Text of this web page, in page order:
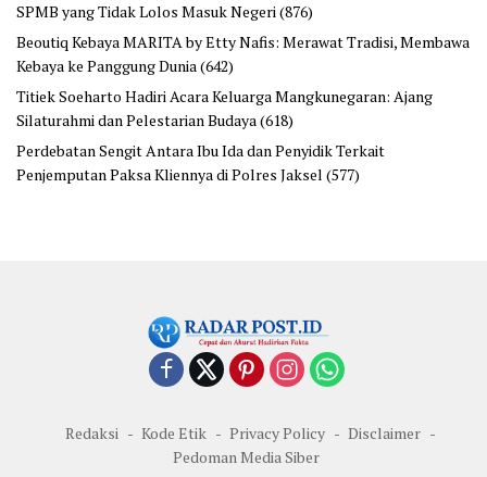
SPMB yang Tidak Lolos Masuk Negeri(876)
Beoutiq Kebaya MARITA by Etty Nafis: Merawat Tradisi, Membawa
Kebaya ke Panggung Dunia(642)
Titiek Soeharto Hadiri Acara Keluarga Mangkunegaran: Ajang
Silaturahmi dan Pelestarian Budaya(618)
Perdebatan Sengit Antara Ibu Ida dan Penyidik Terkait
Penjemputan Paksa Kliennya di Polres Jaksel (577)
Redaksi Kode Etik Privacy Policy
Disclaimer
Pedoman Media Siber